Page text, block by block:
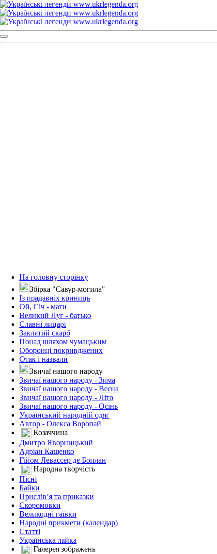
На головну сторінку
Збірка "Савур-могила"
Із прадавніх криниць
Ой, Січ - мати
Великий Луг - батько
Славні лицарі
Заклятий скарб
Понад шляхом чумацьким
Оборонці покривджених
Отак і назвали
Звичаї нашого народу
Звичаї нашого народу - Зима
Звичаї нашого народу - Весна
Звичаї нашого народу - Літо
Звичаї нашого народу - Осінь
Український народній одяг
Автор - Олекса Воропай
Козаччина
Дмитро Яворницький
Адріан Кащенко
Гійом Левассер де Боплан
Народна творчість
Пісні
Байки
Прислів’я та приказки
Скоромовки
Великодні гаївки
Народні прикмети (календар)
Статті
Українська лайка
Галерея зображень